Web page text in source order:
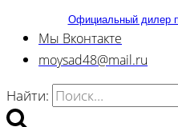
Официальный дилер
Мы Вконтакте
moysad48@mail.ru
Найти: